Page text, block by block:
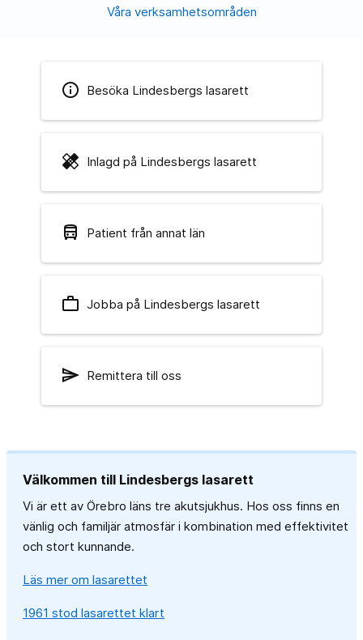
Våra verksamhetsområden
info Besöka Lindesbergs lasarett
healing Inlagd på Lindesbergs lasarett
directions_bus Patient från annat län
work_outline Jobba på Lindesbergs lasarett
send Remittera till oss
Välkommen till Lindesbergs lasarett
Vi är ett av Örebro läns tre akutsjukhus. Hos oss finns en
vänlig och familjär atmosfär i kombination med effektivitet
och stort kunnande.
Läs mer om lasarettet
1961 stod lasarettet klart